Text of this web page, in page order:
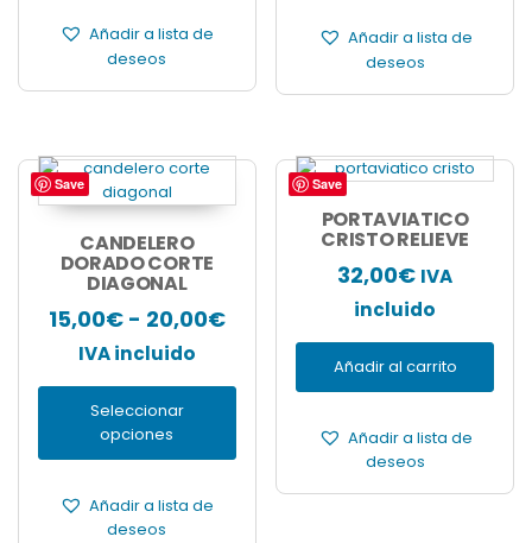
Añadir a lista de
deseos
página Añadir a lista de
deseos
Save
CANDELERO
DORADO CORTE
DIAGONAL
15,00€ - 20,00€Rango
precios:
15,00€
hasta
IVA incluido
Seleccionar
opciones
Este
producto
múltiples
variantes.
Las
opciones
Añadir a lista de
deseos
Save
PORTAVIATICO
CRISTO RELIEVE
32,00€ IVA
incluido
Añadir al carrito
Añadir a lista de
deseos